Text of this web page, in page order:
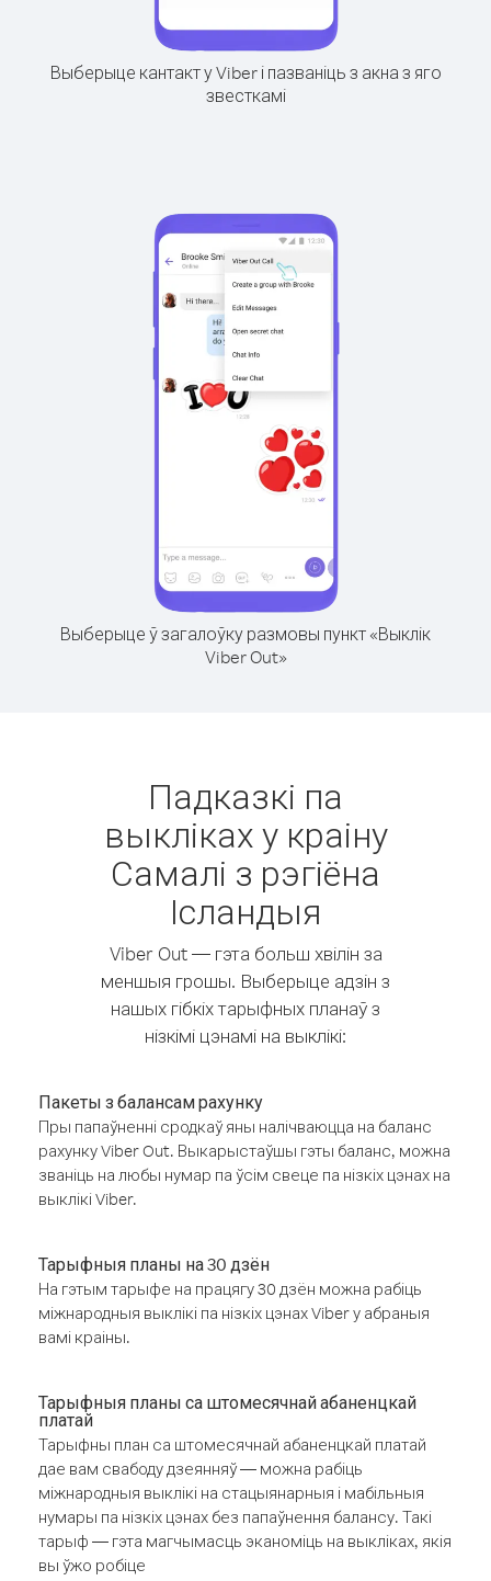
Выберыце кантакт у Viber і пазваніць з акна з яго
звесткамі
Выберыце ў загалоўку размовы пункт «Выклік
Viber Out»
Падказкі па
выкліках у краіну
Самалі з рэгіёна
Ісландыя
Viber Out — гэта больш хвілін за
меншыя грошы. Выберыце адзін з
нашых гібкіх тарыфных планаў з
нізкімі цэнамі на выклікі:
Пакеты з балансам рахунку
Пры папаўненні сродкаў яны налічваюцца на баланс
рахунку Viber Out. Выкарыстаўшы гэты баланс, можна
званіць на любы нумар па ўсім свеце па нізкіх цэнах на
выклікі Viber.
Тарыфныя планы на 30 дзён
На гэтым тарыфе на працягу 30 дзён можна рабіць
міжнародныя выклікі па нізкіх цэнах Viber у абраныя
вамі краіны.
Тарыфныя планы са штомесячнай абаненцкай
платай
Тарыфны план са штомесячнай абаненцкай платай
дае вам свабоду дзеянняў — можна рабіць
міжнародныя выклікі на стацыянарныя і мабільныя
нумары па нізкіх цэнах без папаўнення балансу. Такі
тарыф — гэта магчымасць эканоміць на выкліках, якія
вы ўжо робіце